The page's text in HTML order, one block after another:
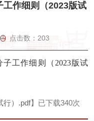
工作细则（2023版试
点击数： 203
工作细则（2023版试
行）.pdf】已下载340次